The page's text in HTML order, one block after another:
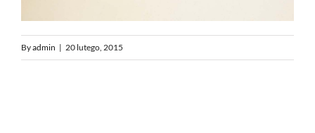
Byadmin | 20 lutego, 2015